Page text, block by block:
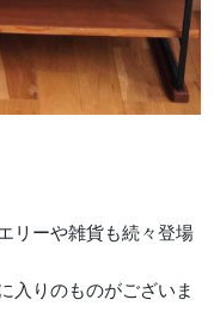
リーや雑貨も続々登場
入りのものがございま